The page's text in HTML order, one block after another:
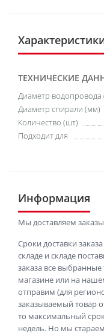
ТЕХНИЧЕСКИЕ
Диаметр водопровода
Диаметр спирали (мм)
Количество (шт)
Подходит для
Информация
Мы доставляем
Сроки доставки
складе и складе
заказа все
магазине или на
отправим (для
заказываемый товар
то максимальный
недель. Но мы